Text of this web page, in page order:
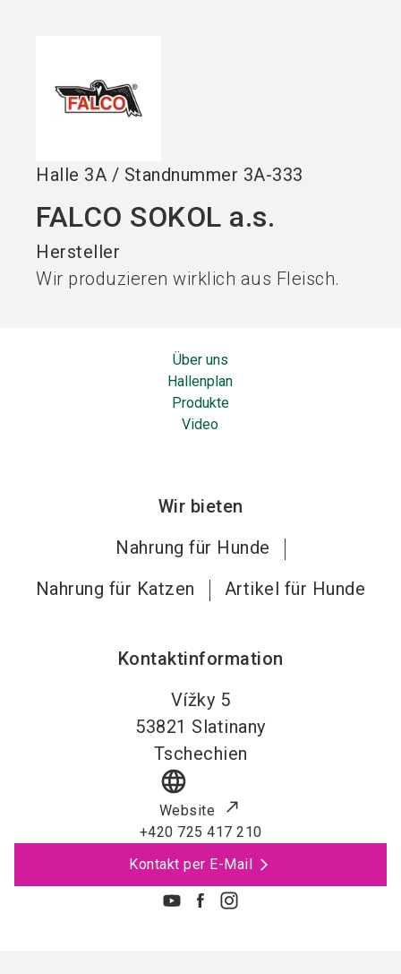
Halle 3A / Standnummer 3A-333
FALCO SOKOL a.s.
Hersteller
Wir produzieren wirklich aus Fleisch.
Über uns
Hallenplan
Produkte
Video
Wir bieten
Nahrung für Hunde
Nahrung für Katzen
Artikel für Hunde
Kontaktinformation
Vížky 5
53821 Slatinany
Tschechien
language
Website
+420 725 417 210
Kontakt per E-Mail